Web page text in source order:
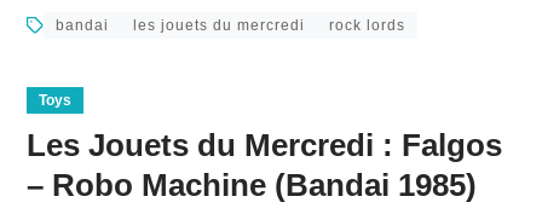
bandai les jouets du mercredi rock lords
Toys
Les Jouets du Mercredi : Falgos
– Robo Machine (Bandai 1985)